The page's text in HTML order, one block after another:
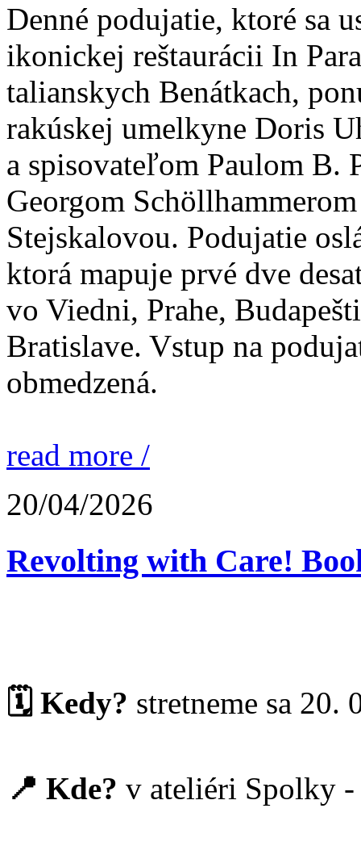
Denné podujatie, ktoré sa
ikonickej reštaurácii In
talianskych Benátkach,
rakúskej umelkyne Doris
a spisovateľom Paulom B.
Georgom
Stejskalovou. Podujatie
ktorá mapuje prvé dve
vo Viedni, Prahe,
Bratislave. Vstup na
obmedzená.
read more /
20/04/2026
Revolting with Care!
🗓️ Kedy? stretneme sa 20.
📍 Kde? v ateliéri Spolky -